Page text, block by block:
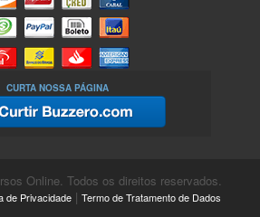
CURTA NOSSA PÁGINA
Online. Todos os direitos reservados.
de Privacidade| Termo de Tratamento de Dados